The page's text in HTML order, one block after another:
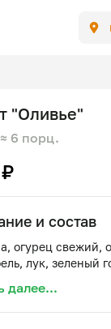
"Оливье"
≈ 6 порц.
и состав
огурец свежий,
далее...